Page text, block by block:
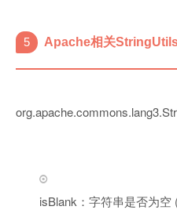
5 Apache相关
isBlank：字符串是否为空